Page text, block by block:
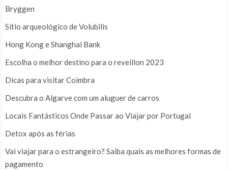
Bryggen
Sítio arqueológico de Volubilis
Hong Kong e Shanghai Bank
Escolha o melhor destino para o reveillon 2023
Dicas para visitar Coimbra
Descubra o Algarve com um aluguer de carros
Locais Fantásticos Onde Passar ao Viajar por Portugal
Detox após as férias
Vai viajar para o estrangeiro? Saiba quais as melhores formas de
pagamento